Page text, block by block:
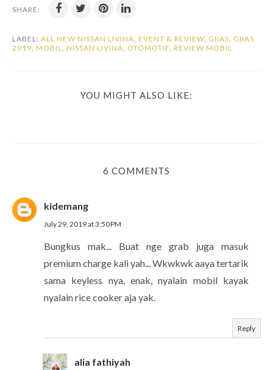
SHARE:
LABEL: ALL NEW NISSAN LIVINA EVENT & REVIEW GIIAS GIIAS
2019 MOBIL NISSAN LIVINA OTOMOTIF REVIEW MOBIL
YOU MIGHT ALSO LIKE:
6 COMMENTS
kidemang
July 29, 2019 at 3:50 PM
Bungkus mak... Buat nge grab juga masuk
premium charge kali yah... Wkwkwk aaya tertarik
sama keyless nya, enak, nyalain mobil kayak
nyalain rice cooker aja yak.
Reply
alia fathiyah